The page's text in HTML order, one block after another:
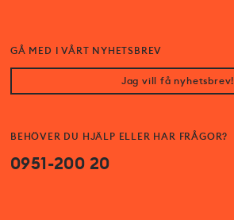
BEHÖVER DU HJÄLP ELLER HAR FRÅGOR?
0951-200 20
GÅ MED I VÅRT NYHETSBREV
Jag vill få nyhetsbrev!